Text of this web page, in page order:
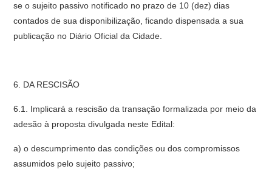
se o sujeito passivo notificado no prazo de 10 (dez) dias
contados de sua disponibilização, ficando dispensada a sua
publicação no Diário Oficial da Cidade.
6. DA RESCISÃO
6.1. Implicará a rescisão da transação formalizada por meio da
adesão à proposta divulgada neste Edital:
a) o descumprimento das condições ou dos compromissos
assumidos pelo sujeito passivo;